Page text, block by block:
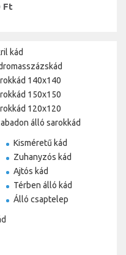
Ft
kád
140x140
150x150
120x120
álló sarokkád
Kisméretű kád
Zuhanyzós kád
Ajtós kád
Térben álló kád
Álló csaptelep